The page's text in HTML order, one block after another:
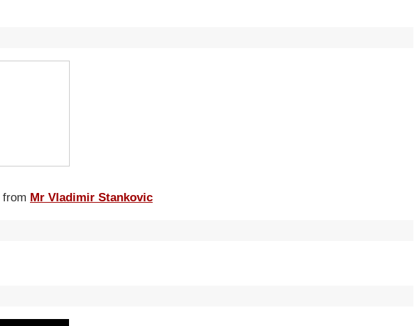
from Mr Vladimir Stankovic